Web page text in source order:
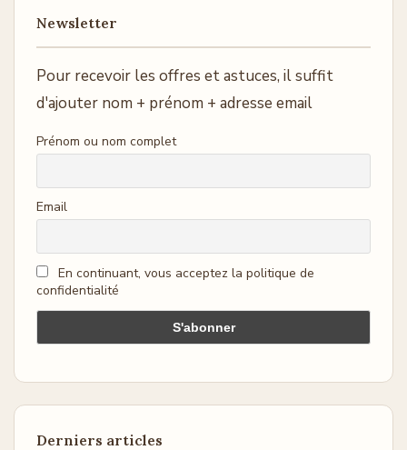
Newsletter
Pour recevoir les offres et astuces, il suffit
d'ajouter nom + prénom + adresse email
Prénom ou nom complet
Email
En continuant, vous acceptez la politique de
confidentialité
Derniers articles